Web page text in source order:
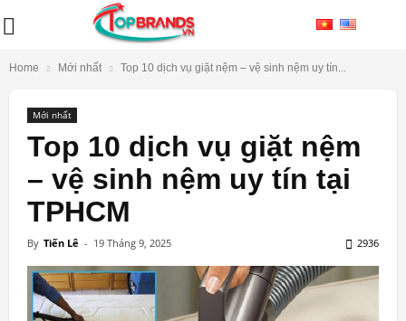
Home Mới nhất Top 10 dịch vụ giặt nệm – vệ sinh nệm uy tín...
Mới nhất
Top 10 dịch vụ giặt nệm
– vệ sinh nệm uy tín tại
TPHCM
By Tiến Lê - 19 Tháng 9, 2025 2936